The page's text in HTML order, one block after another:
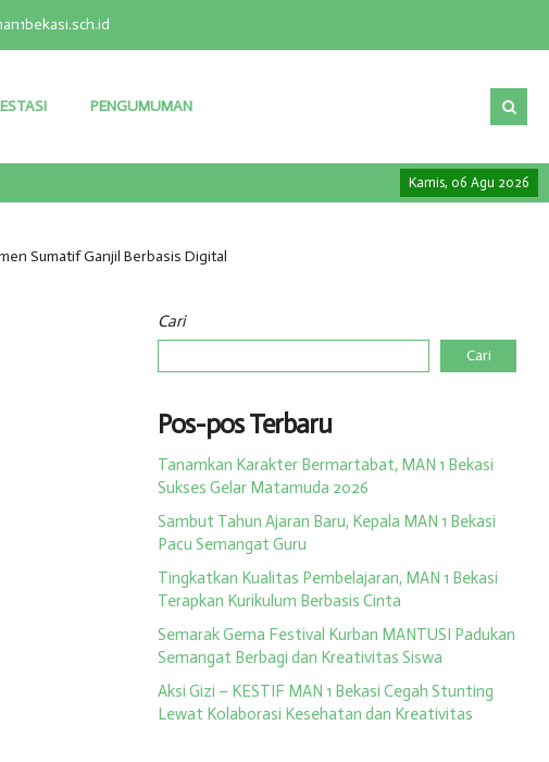
PENGUMUMAN
Kamis, 06 Agu 2026
"Ilmu tanpa amal adalah
Sumatif Ganjil Berbasis Digital
Cari
Cari
Pos-pos Terbaru
​Tanamkan Karakter Bermartabat, MAN 1 Bekasi
Sukses Gelar Matamuda 2026
Sambut Tahun Ajaran Baru, Kepala MAN 1 Bekasi
Pacu Semangat Guru
Tingkatkan Kualitas Pembelajaran, MAN 1 Bekasi
Terapkan Kurikulum Berbasis Cinta
Semarak Gema Festival Kurban MANTUSI Padukan
Semangat Berbagi dan Kreativitas Siswa
Aksi Gizi – KESTIF MAN 1 Bekasi Cegah Stunting
Lewat Kolaborasi Kesehatan dan Kreativitas